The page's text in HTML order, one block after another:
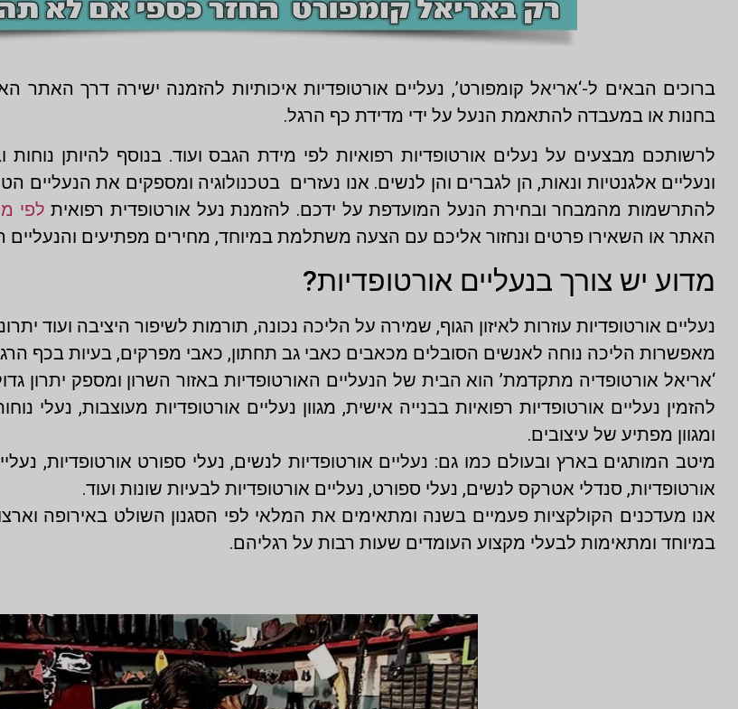
ברוכים הבאים ל-‘אריאל קומפורט’, נעליים אורטופדיות איכותיות להזמנה ישירה דרך האתר
בחנות או במעבדה להתאמת הנעל על ידי מדידת כף הרגל.
לרשותכם מבצעים על נעלים אורטופדיות רפואיות לפי מידת הגבס ועוד. בנוסף להיותן
ונעליים אלגנטיות ונאות, הן לגברים והן לנשים. אנו נעזרים בטכנולוגיה ומספקים את הנעליים
להתרשמות מהמבחר ובחירת הנעל המועדפת על ידכם. להזמנת נעל אורטופדית רפואית לפי
האתר או השאירו פרטים ונחזור אליכם עם הצעה משתלמת במיוחד, מחירים מפתיעים והנעליים
מדוע יש צורך בנעליים אורטופדיות?
נעליים אורטופדיות עוזרות לאיזון הגוף, שמירה על הליכה נכונה, תורמות לשיפור היציבה ועוד
מאפשרות הליכה נוחה לאנשים הסובלים מכאבים כאבי גב תחתון, כאבי מפרקים, בעיות בכף
‘אריאל אורטופדיה מתקדמת’ הוא הבית של הנעליים האורטופדיות באזור השרון ומספק יתרון
להזמין נעליים אורטופדיות רפואיות בבנייה אישית, מגוון נעליים אורטופדיות מעוצבות, נעלי
ומגוון מפתיע של עיצובים.
מיטב המותגים בארץ ובעולם כמו גם: נעליים אורטופדיות לנשים, נעלי ספורט אורטופדיות,
אורטופדיות, סנדלי אטרקס לנשים, נעלי ספורט, נעליים אורטופדיות לבעיות שונות ועוד.
אנו מעדכנים הקולקציות פעמיים בשנה ומתאימים את המלאי לפי הסגנון השולט באירופה
במיוחד ומתאימות לבעלי מקצוע העומדים שעות רבות על רגליהם.